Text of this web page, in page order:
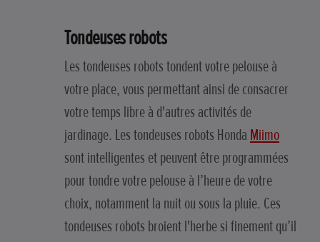
Tondeuses robots
Les tondeuses robots tondent votre pelouse à
votre place, vous permettant ainsi de consacrer
votre temps libre à d'autres activités de
jardinage. Les tondeuses robots Honda Miimo
sont intelligentes et peuvent être programmées
pour tondre votre pelouse à l’heure de votre
choix, notamment la nuit ou sous la pluie. Ces
tondeuses robots broient l'herbe si finement qu’il